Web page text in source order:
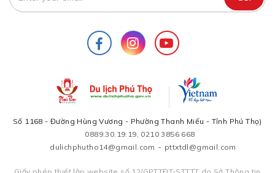
Số 1168 - Đường Hùng Vương - Phường Thanh Miếu - Tỉnh Phú Thọ)
0889.30.19.19, 0210 3856 668
dulichphutho14@gmail.com - pttxtdl@gmail.com